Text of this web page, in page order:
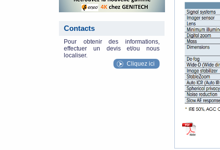
Contacts
Pour obtenir des informations,
effectuer un devis et/ou nous
localiser.
Cliquez ici
specs.jpg